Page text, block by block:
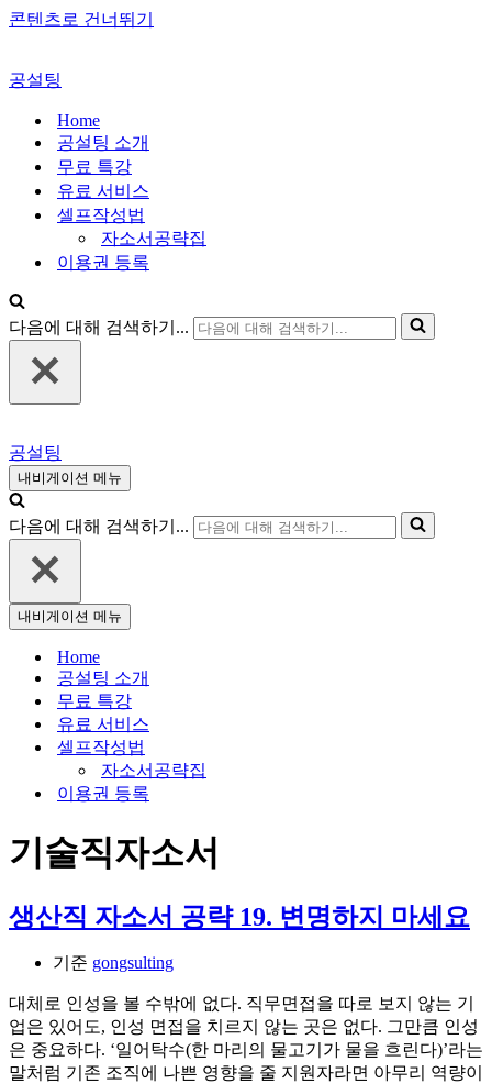
콘텐츠로 건너뛰기
공설팅
Home
공설팅 소개
무료 특강
유료 서비스
셀프작성법
자소서공략집
이용권 등록
다음에 대해 검색하기...
공설팅
내비게이션 메뉴
다음에 대해 검색하기...
내비게이션 메뉴
Home
공설팅 소개
무료 특강
유료 서비스
셀프작성법
자소서공략집
이용권 등록
기술직자소서
생산직 자소서 공략 19. 변명하지 마세요
기준 gongsulting
대체로 인성을 볼 수밖에 없다. 직무면접을 따로 보지 않는 기
업은 있어도, 인성 면접을 치르지 않는 곳은 없다. 그만큼 인성
은 중요하다. ‘일어탁수(한 마리의 물고기가 물을 흐린다)’라는
말처럼 기존 조직에 나쁜 영향을 줄 지원자라면 아무리 역량이